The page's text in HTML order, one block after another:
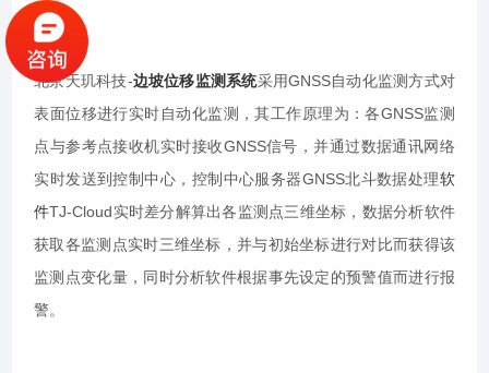
北京天玑科技-边坡位移监测系统采用GNSS自动化监测方式对
表面位移进行实时自动化监测，其工作原理为：各GNSS监测
点与参考点接收机实时接收GNSS信号，并通过数据通讯网络
实时发送到控制中心，控制中心服务器GNSS北斗数据处理软
件TJ-Cloud实时差分解算出各监测点三维坐标，数据分析软件
获取各监测点实时三维坐标，并与初始坐标进行对比而获得该
监测点变化量，同时分析软件根据事先设定的预警值而进行报
警。